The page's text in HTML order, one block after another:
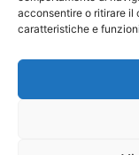
acconsentire o ritirare il
caratteristiche e
©